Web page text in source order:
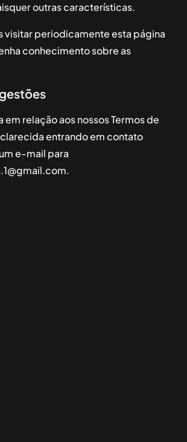
outras características.
visitar periodicamente esta página
conhecimento sobre as
em relação aos nossos Termos de
entrando em contato
e-mail para
.